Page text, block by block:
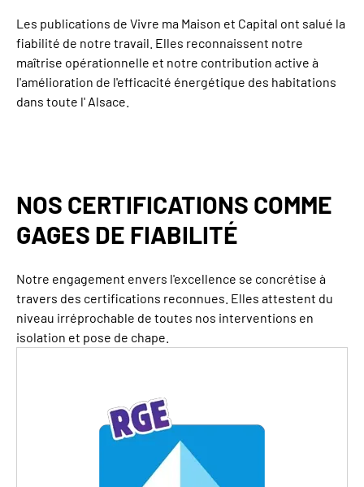
Les publications de Vivre ma Maison et Capital ont salué la
fiabilité de notre travail. Elles reconnaissent notre
maîtrise opérationnelle et notre contribution active à
l'amélioration de l'efficacité énergétique des habitations
dans toute l' Alsace
NOS CERTIFICATIONS COMME
GAGES DE FIABILITÉ
Notre engagement envers l'excellence se concrétise à
travers des certifications reconnues. Elles attestent du
niveau irréprochable de toutes nos interventions en
isolation et pose de chape.